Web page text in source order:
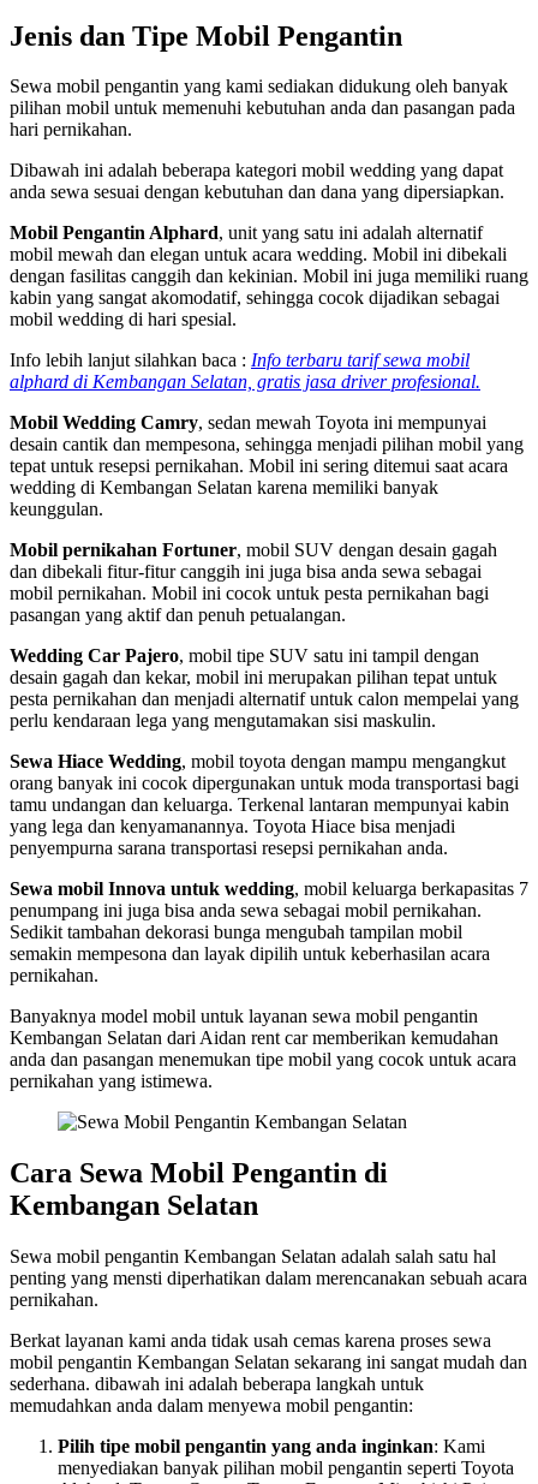
Jenis dan Tipe Mobil Pengantin
Sewa mobil pengantin yang kami sediakan didukung oleh banyak
pilihan mobil untuk memenuhi kebutuhan anda dan pasangan pada
hari pernikahan.
Dibawah ini adalah beberapa kategori mobil wedding yang dapat
anda sewa sesuai dengan kebutuhan dan dana yang dipersiapkan.
Mobil Pengantin Alphard, unit yang satu ini adalah alternatif
mobil mewah dan elegan untuk acara wedding. Mobil ini dibekali
dengan fasilitas canggih dan kekinian. Mobil ini juga memiliki ruang
kabin yang sangat akomodatif, sehingga cocok dijadikan sebagai
mobil wedding di hari spesial.
Info lebih lanjut silahkan baca : Info terbaru tarif sewa mobil
alphard di Kembangan Selatan, gratis jasa driver profesional.
Mobil Wedding Camry, sedan mewah Toyota ini mempunyai
desain cantik dan mempesona, sehingga menjadi pilihan mobil yang
tepat untuk resepsi pernikahan. Mobil ini sering ditemui saat acara
wedding di Kembangan Selatan karena memiliki banyak
keunggulan.
Mobil pernikahan Fortuner, mobil SUV dengan desain gagah
dan dibekali fitur-fitur canggih ini juga bisa anda sewa sebagai
mobil pernikahan. Mobil ini cocok untuk pesta pernikahan bagi
pasangan yang aktif dan penuh petualangan.
Wedding Car Pajero, mobil tipe SUV satu ini tampil dengan
desain gagah dan kekar, mobil ini merupakan pilihan tepat untuk
pesta pernikahan dan menjadi alternatif untuk calon mempelai yang
perlu kendaraan lega yang mengutamakan sisi maskulin.
Sewa Hiace Wedding, mobil toyota dengan mampu mengangkut
orang banyak ini cocok dipergunakan untuk moda transportasi bagi
tamu undangan dan keluarga. Terkenal lantaran mempunyai kabin
yang lega dan kenyamanannya. Toyota Hiace bisa menjadi
penyempurna sarana transportasi resepsi pernikahan anda.
Sewa mobil Innova untuk wedding, mobil keluarga berkapasitas 7
penumpang ini juga bisa anda sewa sebagai mobil pernikahan.
Sedikit tambahan dekorasi bunga mengubah tampilan mobil
semakin mempesona dan layak dipilih untuk keberhasilan acara
pernikahan.
Banyaknya model mobil untuk layanan sewa mobil pengantin
Kembangan Selatan dari Aidan rent car memberikan kemudahan
anda dan pasangan menemukan tipe mobil yang cocok untuk acara
pernikahan yang istimewa.
Cara Sewa Mobil Pengantin di
Kembangan Selatan
Sewa mobil pengantin Kembangan Selatan adalah salah satu hal
penting yang mensti diperhatikan dalam merencanakan sebuah acara
pernikahan.
Berkat layanan kami anda tidak usah cemas karena proses sewa
mobil pengantin Kembangan Selatan sekarang ini sangat mudah dan
sederhana. dibawah ini adalah beberapa langkah untuk
memudahkan anda dalam menyewa mobil pengantin:
Pilih tipe mobil pengantin yang anda inginkan: Kami
menyediakan banyak pilihan mobil pengantin seperti Toyota